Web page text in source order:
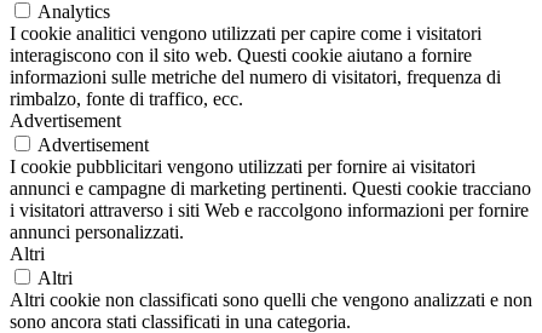
Analytics
I cookie analitici vengono utilizzati per capire come i visitatori
interagiscono con il sito web. Questi cookie aiutano a fornire
informazioni sulle metriche del numero di visitatori, frequenza di
rimbalzo, fonte di traffico, ecc.
Advertisement
Advertisement
I cookie pubblicitari vengono utilizzati per fornire ai visitatori
annunci e campagne di marketing pertinenti. Questi cookie tracciano
i visitatori attraverso i siti Web e raccolgono informazioni per fornire
annunci personalizzati.
Altri
Altri
Altri cookie non classificati sono quelli che vengono analizzati e non
sono ancora stati classificati in una categoria.